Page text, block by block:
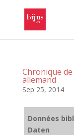
Chronique
allemand
Sep 25, 2014
Données
Daten